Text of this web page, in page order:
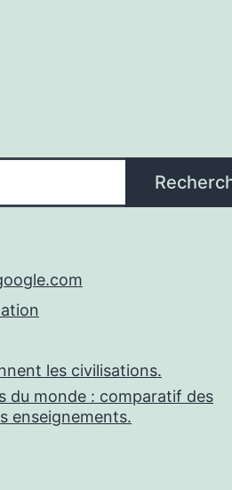
les civilisations.
du monde : comparatif des
enseignements.